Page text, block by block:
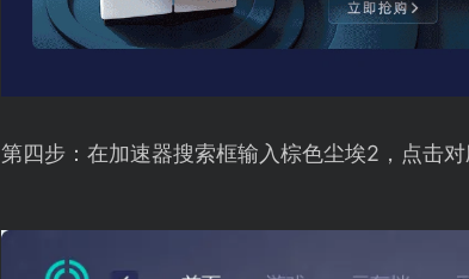
第四步：在加速器搜索框输入棕色尘埃2，点击对